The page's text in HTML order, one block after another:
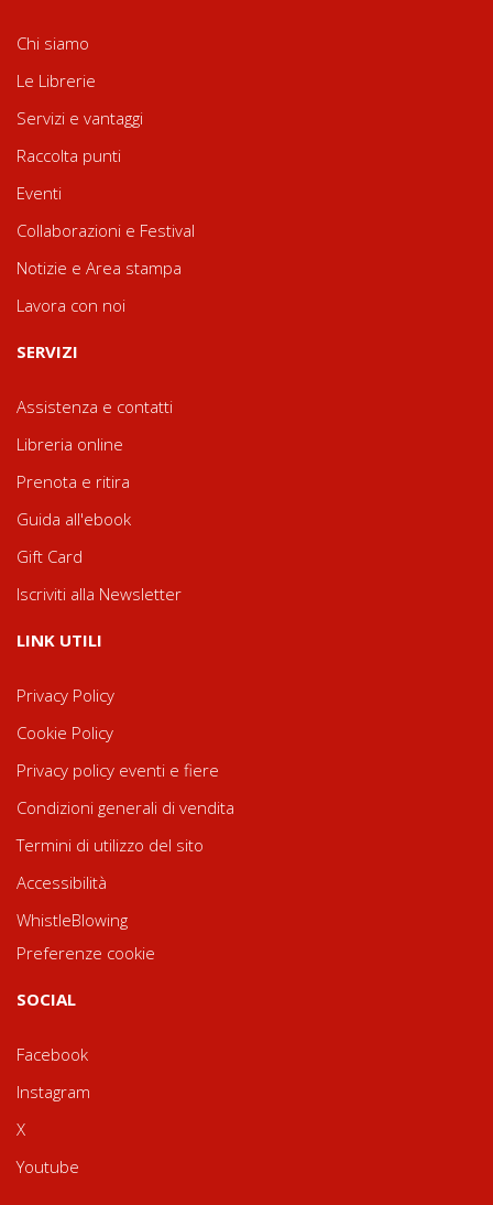
Chi siamo
Le Librerie
Servizi e vantaggi
Raccolta punti
Eventi
Collaborazioni e Festival
Notizie e Area stampa
Lavora con noi
SERVIZI
Assistenza e contatti
Libreria online
Prenota e ritira
Guida all'ebook
Gift Card
Iscriviti alla Newsletter
LINK UTILI
Privacy Policy
Cookie Policy
Privacy policy eventi e fiere
Condizioni generali di vendita
Termini di utilizzo del sito
Accessibilità
WhistleBlowing
Preferenze cookie
SOCIAL
Facebook
Instagram
X
Youtube